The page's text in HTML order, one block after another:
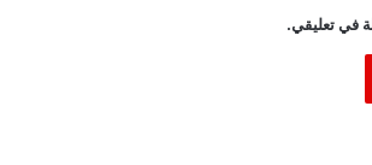
في تعليقي.